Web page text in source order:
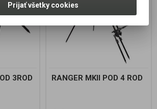
3ROD RANGER MKII POD 4 ROD
Prijať všetky cookies